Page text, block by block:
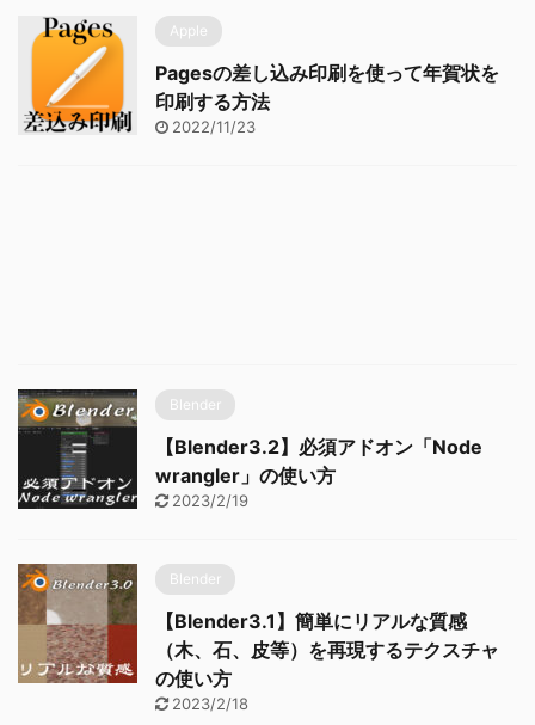
Apple
Pagesの差し込み印刷を使って年賀状を
印刷する方法
2022/11/23
Blender
【Blender3.2】必須アドオン「Node
wrangler」の使い方
2023/2/19
Blender
【Blender3.1】簡単にリアルな質感
（木、石、皮等）を再現するテクスチャ
の使い方
2023/2/18